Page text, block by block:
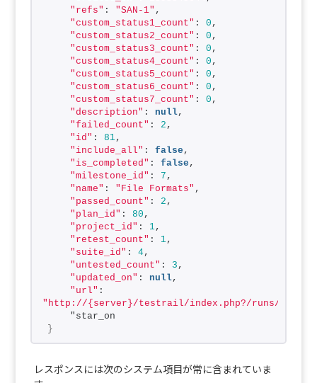
"refs" : "SAN-1" ,
"custom_status1_count" : 0 ,
"custom_status2_count" : 0 ,
"custom_status3_count" : 0 ,
"custom_status4_count" : 0 ,
"custom_status5_count" : 0 ,
"custom_status6_count" : 0 ,
"custom_status7_count" : 0 ,
"description" : null,
"failed_count" : 2 ,
"id" : 81,
"include_all" : false ,
"is_completed" : false ,
"milestone_id" : 7 ,
"name" : "File Formats" ,
"passed_count" : 2 ,
"plan_id" : 80 ,
"project_id" : 1,
"retest_count" : 1,
"suite_id" : 4,
"untested_count" : 3 ,
"updated_on" : null,
"url"
"http://{server}/testrail/index.php?/runs/view/
    "star_on
}
レスポンスには次のシステム項目が常に含まれていま